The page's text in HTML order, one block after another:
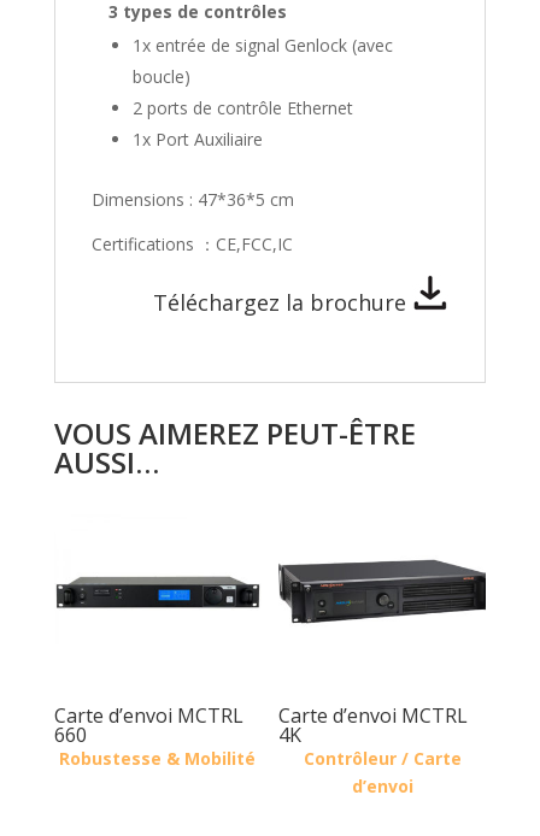
3 types de contrôles
1x entrée de signal Genlock (avec
boucle)
2 ports de contrôle Ethernet
1x Port Auxiliaire
Dimensions : 47*36*5 cm
Certifications ：CE,FCC,IC
Téléchargez la brochure
VOUS AIMEREZ PEUT-ÊTRE
AUSSI…
Carte d’envoi MCTRL
660
Robustesse & Mobilité
Carte d’envoi MCTRL
4K
Contrôleur / Carte
d’envoi